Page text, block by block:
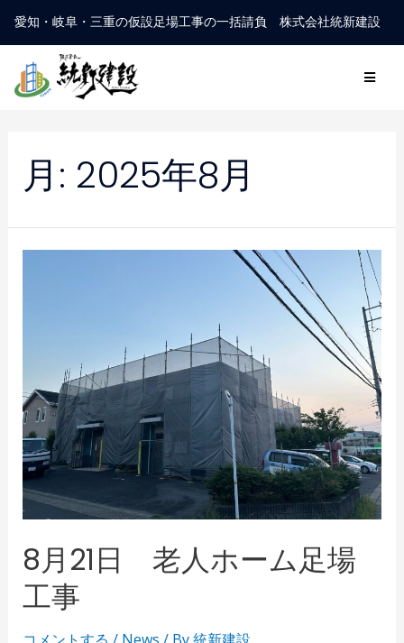
愛知・岐阜・三重の仮設足場工事の一括請負 株式会社統新建設
月: 2025年8月
8月21日 老人ホーム足場
工事